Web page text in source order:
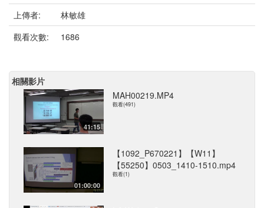
上傳者:
林敏雄
觀看次數:
1686
相關影片
41:15
MAH00219.MP4
觀看(491)
01:00:00
【1092_P670221】【W11】
【55250】0503_1410-1510.mp4
觀看(1)